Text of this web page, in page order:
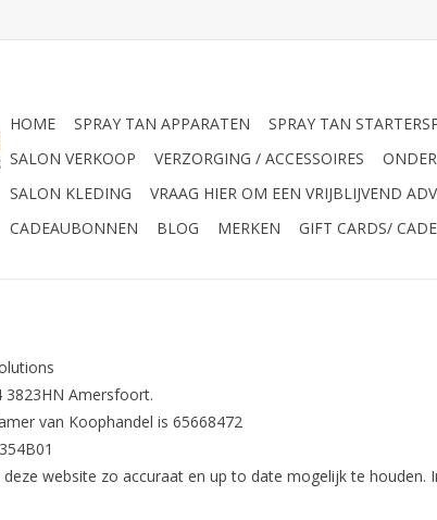
HOME SPRAY TAN APPARATEN SPRAY TAN
SALON VERKOOP
VERZORGING / ACCESSOIRES
SALON KLEDING
VRAAG HIER OM EEN VRIJBLIJVEND
CADEAUBONNEN
BLOG MERKEN GIFT CARDS/
3823HN Amersfoort.
van Koophandel is 65668472
website zo accuraat en up to date mogelijk te